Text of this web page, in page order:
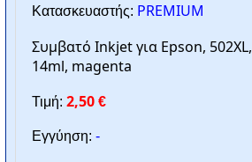
Κατασκευαστής: PREMIUM
Συμβατό Inkjet για Epson, 502XL,
14ml, magenta
Τιμή: 2,50 €
Εγγύηση: -